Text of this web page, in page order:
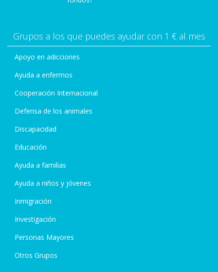
Grupos a los que puedes ayudar con 1 € al mes
Apoyo en adicciones
Ayuda a enfermos
Cooperación Internacional
Defensa de los animales
Discapacidad
Educación
Ayuda a familias
Ayuda a niños y jóvenes
Inmigración
Investigación
Personas Mayores
Otros Grupos